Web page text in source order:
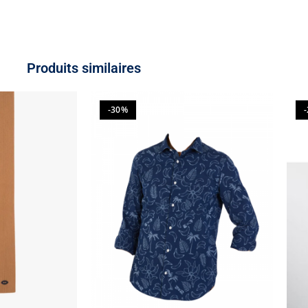
Produits similaires
-30%